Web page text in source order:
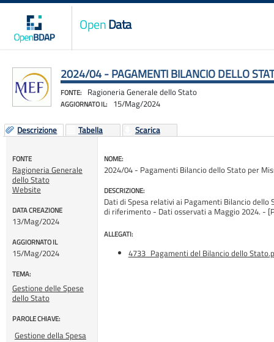
OpenData
2024/04 - PAGAMENTI BILANCIO DELLO
FONTE: Ragioneria Generale dello Stato
AGGIORNATO IL: 15/Mag/2024
Descrizione Tabella Scarica
FONTE
Ragioneria Generale
dello Stato
Website
DATA CREAZIONE
13/Mag/2024
AGGIORNATO IL
15/Mag/2024
TEMA:
Gestione delle Spese
dello Stato
PAROLE CHIAVE:
Gestione della Spesa
NOME:
2024/04 - Pagamenti Bilancio dello Stato per
DESCRIZIONE:
Dati di Spesa relativi ai Pagamenti Bilancio
di riferimento - Dati osservati a Maggio 2024. -
ALLEGATI:
4733_Pagamenti del Bilancio dello